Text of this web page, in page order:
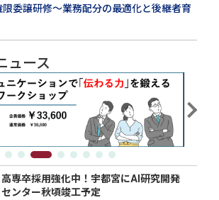
委譲研修～業務配分の最適化と後継者育
ュース
高専卒採用強化中！宇都宮にAI研究開発
センター秋頃竣工予定